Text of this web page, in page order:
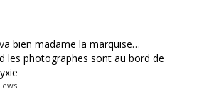
bien madame la marquise…
les photographes sont au bord de